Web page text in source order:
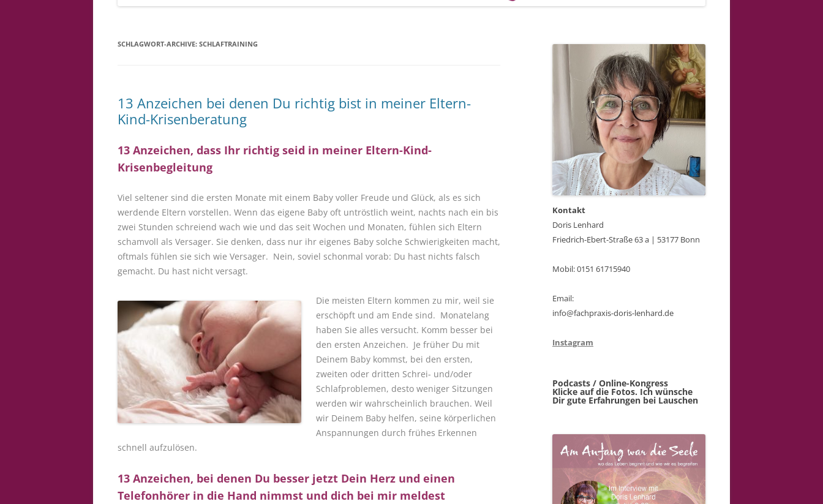
SCHLAGWORT-ARCHIVE: SCHLAFTRAINING
13 Anzeichen bei denen Du richtig bist in meiner Eltern-
Kind-Krisenberatung
13 Anzeichen, dass Ihr richtig seid in meiner Eltern-Kind-
Krisenbegleitung
Viel seltener sind die ersten Monate mit einem Baby voller Freude und Glück, als es sich
werdende Eltern vorstellen. Wenn das eigene Baby oft untröstlich weint, nachts nach ein bis
zwei Stunden schreiend wach wie und das seit Wochen und Monaten, fühlen sich Eltern
schamvoll als Versager. Sie denken, dass nur ihr eigenes Baby solche Schwierigkeiten macht,
oftmals fühlen sie sich wie Versager. Nein, soviel schonmal vorab: Du hast nichts falsch
gemacht. Du hast nicht versagt.
Die meisten Eltern kommen zu mir, weil sie
erschöpft und am Ende sind. Monatelang
haben Sie alles versucht. Komm besser bei
den ersten Anzeichen. Je früher Du mit
Deinem Baby kommst, bei den ersten,
zweiten oder dritten Schrei- und/oder
Schlafproblemen, desto weniger Sitzungen
werden wir wahrscheinlich brauchen. Weil
wir Deinem Baby helfen, seine körperlichen
Anspannungen durch frühes Erkennen
schnell aufzulösen.
13 Anzeichen, bei denen Du besser jetzt Dein Herz und einen
Telefonhörer in die Hand nimmst und dich bei mir meldest
Kontakt
Doris Lenhard
Friedrich-Ebert-Straße 63 a | 53177 Bonn
Mobil: 0151 61715940
Email:
info@fachpraxis-doris-lenhard.de
Instagram
Podcasts / Online-Kongress
Klicke auf die Fotos. Ich wünsche
Dir gute Erfahrungen bei Lauschen